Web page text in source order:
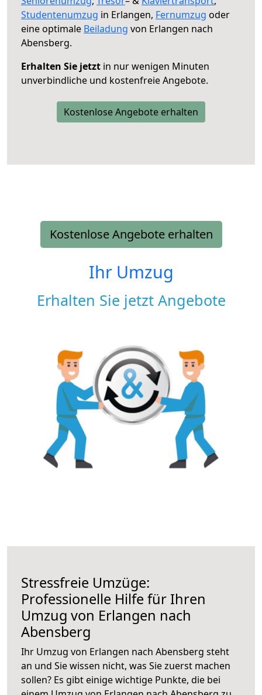
Studentenumzug in Erlangen, Fernumzug oder
eine optimale Beiladung von Erlangen nach
Abensberg.
Erhalten Sie jetzt in nur wenigen Minuten
unverbindliche und kostenfreie Angebote.
Kostenlose Angebote erhalten
Kostenlose Angebote erhalten
Ihr Umzug
Erhalten Sie jetzt Angebote
Stressfreie Umzüge:
Professionelle Hilfe für Ihren
Umzug von Erlangen nach
Abensberg
Ihr Umzug von Erlangen nach Abensberg steht
an und Sie wissen nicht, was Sie zuerst machen
sollen? Es gibt einige wichtige Punkte, die bei